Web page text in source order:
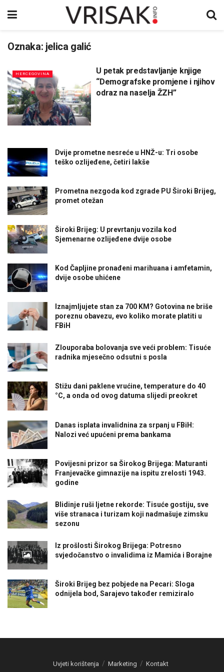
Oznaka: jelica galić
HERCEGOVINA
U petak predstavljanje knjige
“Demografske promjene i njihov
odraz na naselja ŽZH”
Dvije prometne nesreće u HNŽ-u: Tri osobe
teško ozlijeđene, četiri lakše
Prometna nezgoda kod zgrade PU Široki Brijeg,
promet otežan
Široki Brijeg: U prevrtanju vozila kod
Sjemenarne ozlijeđene dvije osobe
Kod Čapljine pronađeni marihuana i amfetamin,
dvije osobe uhićene
Iznajmljujete stan za 700 KM? Gotovina ne briše
poreznu obavezu, evo koliko morate platiti u
FBiH
Zlouporaba bolovanja sve veći problem: Tisuće
radnika mjesečno odsutni s posla
Stižu dani paklene vrućine, temperature do 40
°C, a onda od ovog datuma slijedi preokret
Danas isplata invalidnina za srpanj u FBiH:
Nalozi već upućeni prema bankama
Povijesni prizor sa Širokog Brijega: Maturanti
Franjevačke gimnazije na ispitu zrelosti 1943.
godine
Blidinje ruši ljetne rekorde: Tisuće gostiju, sve
više stranaca i turizam koji nadmašuje zimsku
sezonu
Iz prošlosti Širokog Brijega: Potresno
svjedočanstvo o invalidima iz Mamića i Borajne
Široki Brijeg bez pobjede na Pecari: Sloga
odnijela bod, Sarajevo također remiziralo
Uvjeti korištenja Marketing Kontakt